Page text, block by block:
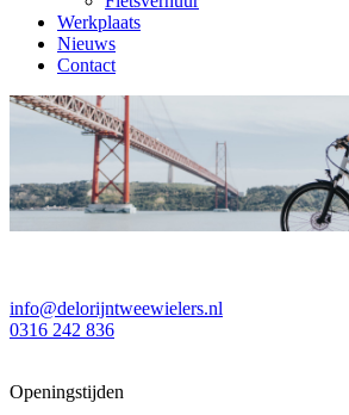
Werkplaats
Nieuws
Contact
info@delorijntweewielers.nl
0316 242 836
Openingstijden